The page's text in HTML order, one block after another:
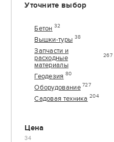
Уточните выбор
Бетон 32
Вышки-туры 38
Запчасти и
расходные
материалы
267
Геодезия 80
Оборудование 727
Садовая техника 204
Цена
34
Садовая техника
Сверла, буры, оснастка